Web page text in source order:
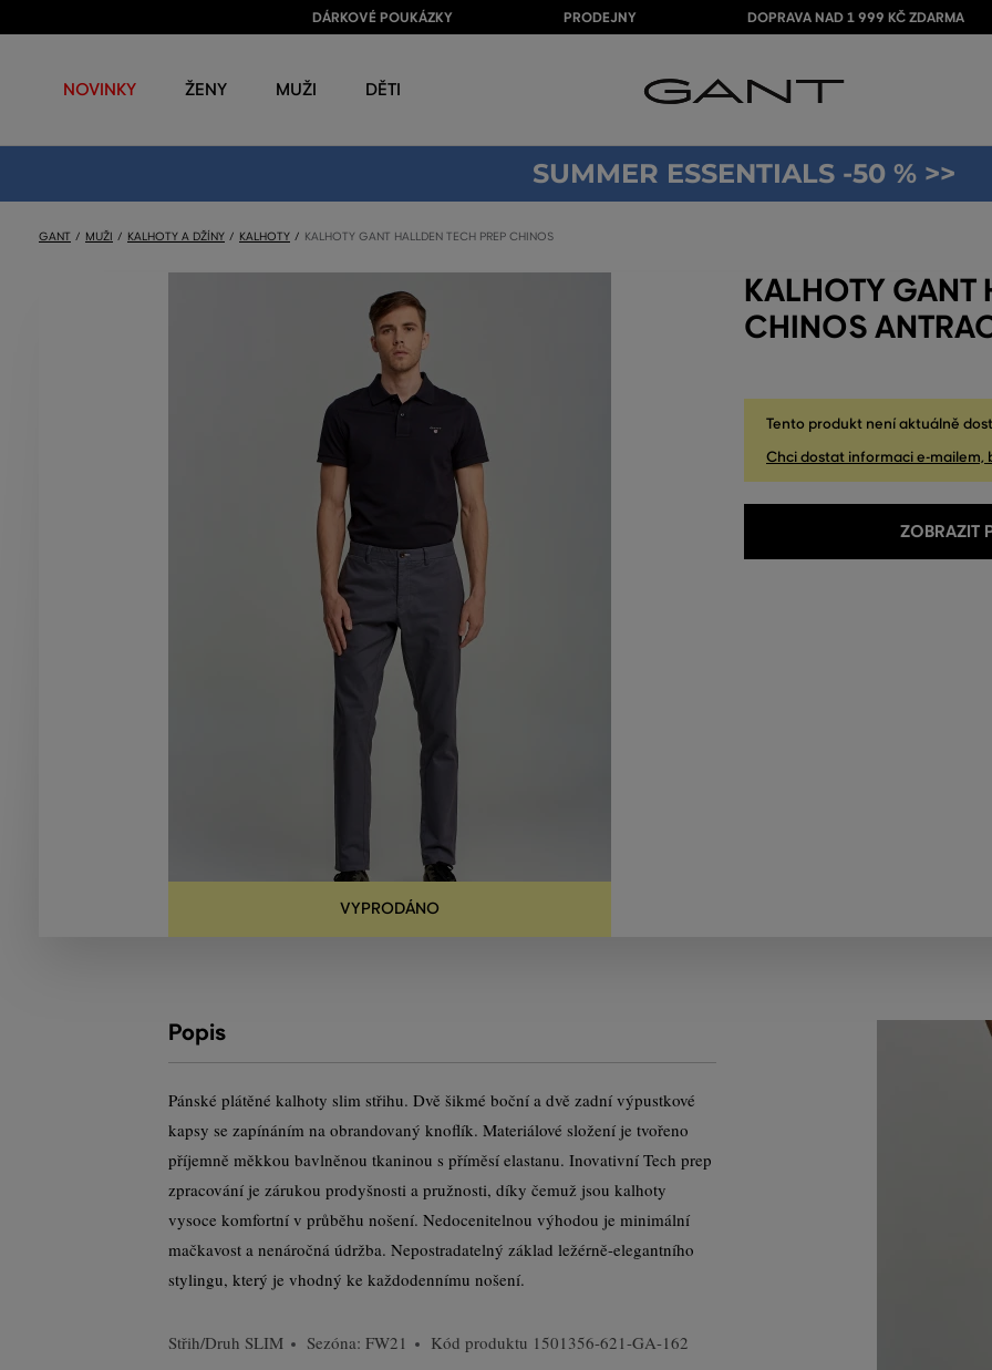
DÁRKOVÉ POUKÁZKY PRODEJNY DOPRAVA NAD 1 999 KČ ZDARMA
NOVINKY ŽENY MUŽI DĚTI
SUMMER ESSENTIALS -50 % >>
GANT MUŽI KALHOTY A DŽÍNY KALHOTY KALHOTY GANT HALLDEN TECH PREP CHINOS
VYPRODÁNO
KALHOTY GANT
CHINOS
Tento produkt není aktuálně
Chci dostat informaci e-mailem,
ZOBRAZIT
Popis
Pánské plátěné kalhoty slim střihu. Dvě šikmé boční a dvě zadní výpustkové
kapsy se zapínáním na obrandovaný knoflík. Materiálové složení je tvořeno
příjemně měkkou bavlněnou tkaninou s příměsí elastanu. Inovativní Tech prep
zpracování je zárukou prodyšnosti a pružnosti, díky čemuž jsou kalhoty
vysoce komfortní v průběhu nošení. Nedocenitelnou výhodou je minimální
mačkavost a nenáročná údržba. Nepostradatelný základ ležérně-elegantního
stylingu, který je vhodný ke každodennímu nošení.
Střih/Druh SLIM Sezóna: FW21 Kód produktu 1501356-621-GA-162